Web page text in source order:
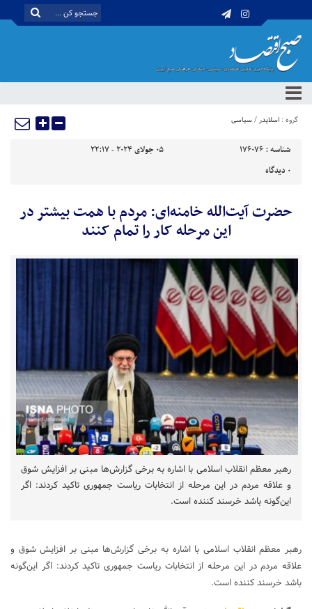
گروه : اسلایدر/سیاسی
شناسه : 176076
05 جولای 2024 - 22:17
0 دیدگاه
حضرت آیت‌الله خامنه‌ای: مردم با همت بیشتر در
این مرحله کار را تمام کنند
رهبر معظم انقلاب اسلامی با اشاره به برخی گزارش‌ها مبنی بر افزایش شوق
و علاقه مردم در این مرحله از انتخابات ریاست جمهوری تاکید کردند: اگر
این‌گونه باشد خرسند کننده است.
رهبر معظم انقلاب اسلامی با اشاره به برخی گزارش‌ها مبنی بر افزایش شوق و
علاقه مردم در این مرحله از انتخابات ریاست جمهوری تاکید کردند: اگر این‌گونه
باشد خرسند کننده است.